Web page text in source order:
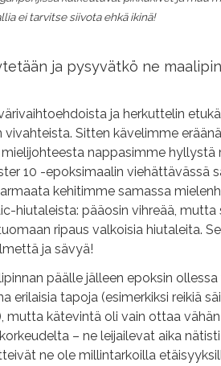
ei tarvitse siivota ehkä ikinä!
ja pysyvätkö ne
ja herkuttelin
Sitten kävelimme
nappasimme hyllystä
10 -epoksimaalin viehättävässä
kehitimme samassa
hiutaleista: pääosin vihreää, mutta
ripaus valkoisia hiutaleita.
ja sävyä!
päälle jälleen epoksin ollessa
erilaisia tapoja (esimerkiksi reikiä
mutta kätevintä oli vain ottaa
– ne leijailevat aika
ne ole millintarkoilla